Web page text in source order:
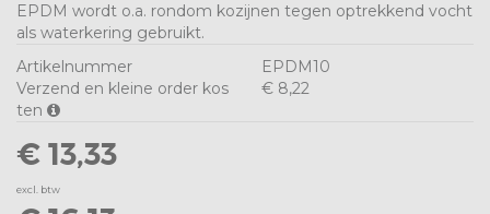
EPDM wordt o.a. rondom kozijnen tegen optrekkend vocht
als waterkering gebruikt.
Artikelnummer
EPDM10
Verzend en kleine order kos
ten
€ 8,22
€ 13,33
excl. btw